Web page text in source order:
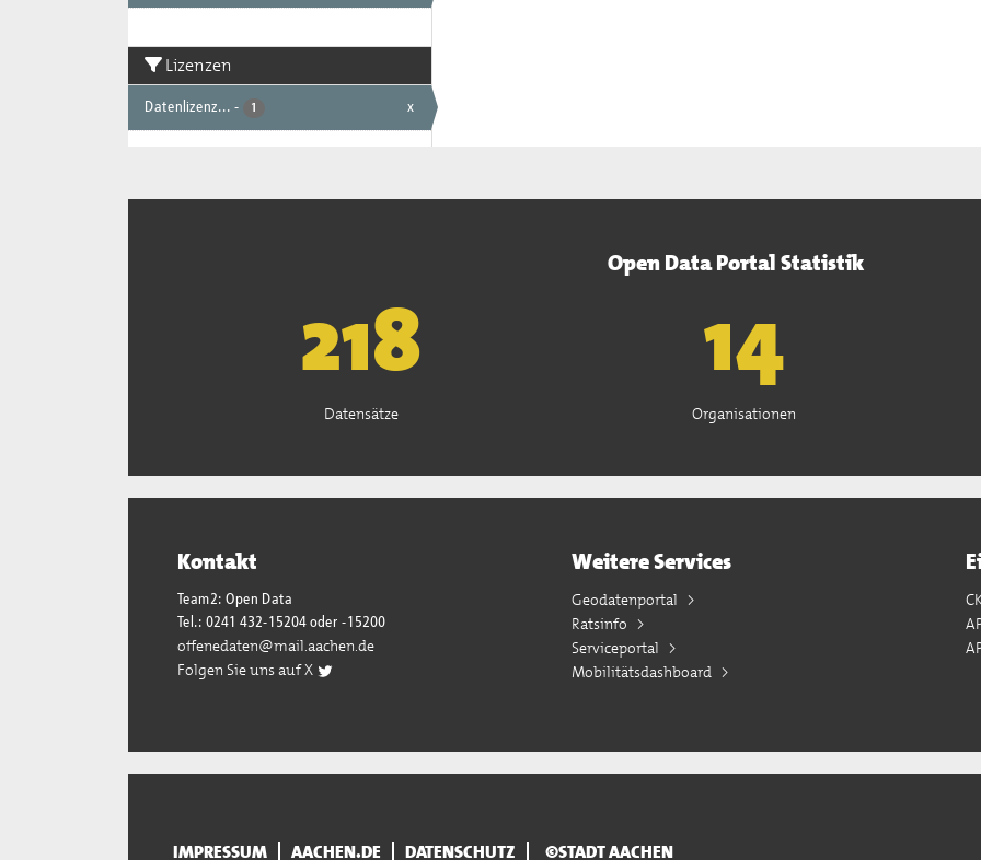
Lizenzen
Datenlizenz... - 1 x
Open Data Portal Statistik
221
Datensätze
15
Organisationen
Kontakt
Team2: Open Data
Tel.: 0241 432-15204 oder -15200
offenedaten@mail.aachen.de
Folgen Sie uns auf X
Weitere Services
Geodatenportal
Ratsinfo
Serviceportal
Mobilitätsdashboard
IMPRESSUM AACHEN.DE DATENSCHUTZ ©STADT AACHEN